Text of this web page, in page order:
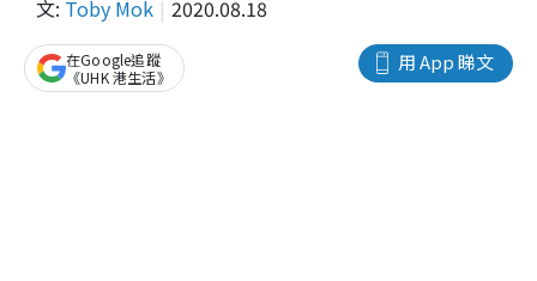
文: Toby Mok 2020.08.18
用 App 睇文
在Google追蹤
《UHK 港生活》